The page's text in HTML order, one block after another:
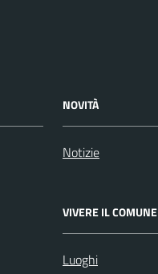
NOVITÀ
Notizie
VIVERE IL COMUNE
Luoghi